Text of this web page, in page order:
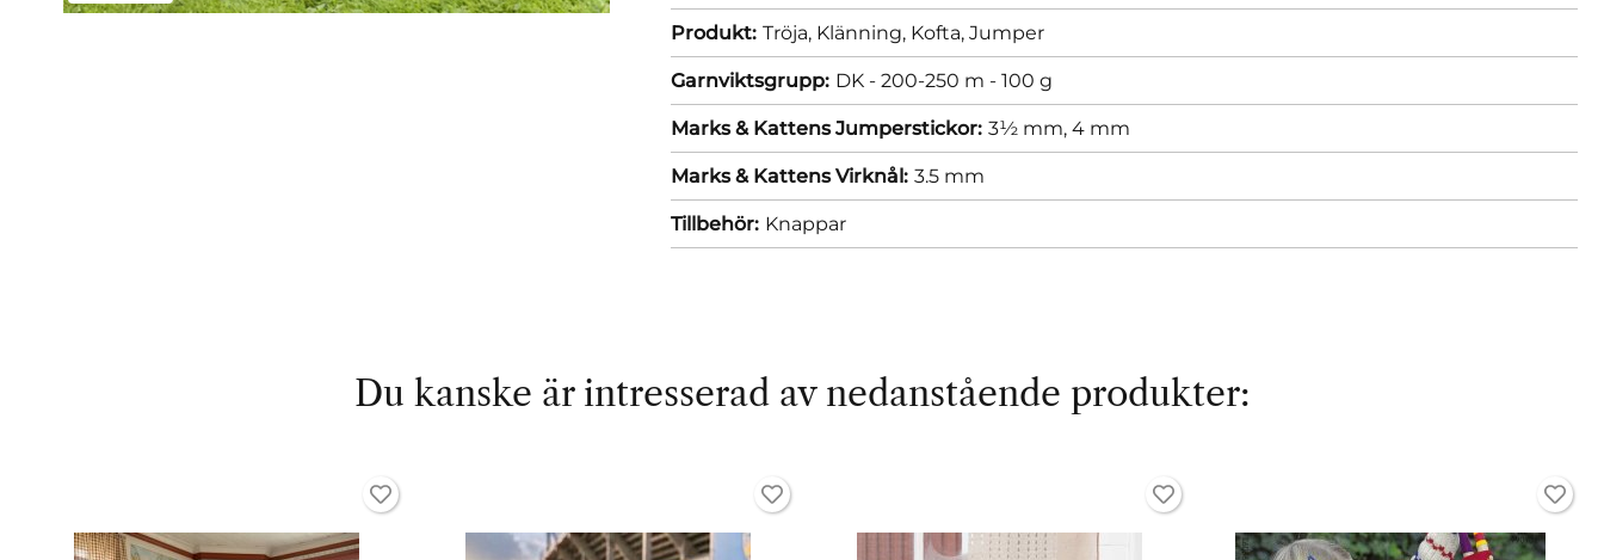
Produkt: Tröja, Klänning, Kofta, Jumper
Garnviktsgrupp: DK - 200-250 m - 100 g
Marks & Kattens Jumperstickor: 3½ mm, 4 mm
Marks & Kattens Virknål: 3.5 mm
Tillbehör: Knappar
Du kanske är intresserad av nedanstående produkter: